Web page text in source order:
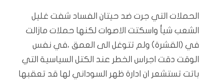
الحملات التي جرت ضد حيتان الفساد شفت غليل
الشعب شيأ واسكتت الاصوات لكنها حملات مازالت
في (القشرة) ولم تتوغل الى العمق ،في نفس
الوقت دقت اجراس الخطر عند الكتل السياسية التي
باتت تستشعر ان ادارة ظهر السوداني لها قد تعقبها